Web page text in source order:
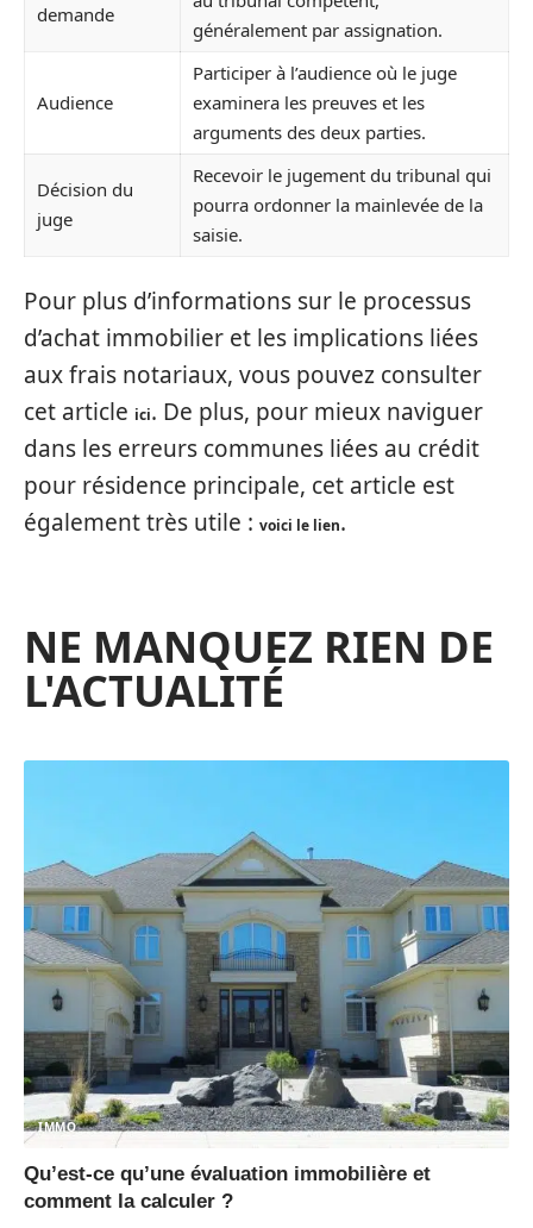
demande
généralement par assignation.
Audience
Participer à l’audience où le juge
examinera les preuves et les
arguments des deux parties.
Décision du
juge
Recevoir le jugement du tribunal qui
pourra ordonner la mainlevée de la
saisie.
Pour plus d’informations sur le processus
d’achat immobilier et les implications liées
aux frais notariaux, vous pouvez consulter
cet article ici. De plus, pour mieux naviguer
dans les erreurs communes liées au crédit
pour résidence principale, cet article est
également très utile : voici le lien.
NE MANQUEZ RIEN DE
L'ACTUALITÉ
IMMO
Qu’est-ce qu’une évaluation immobilière et
comment la calculer ?